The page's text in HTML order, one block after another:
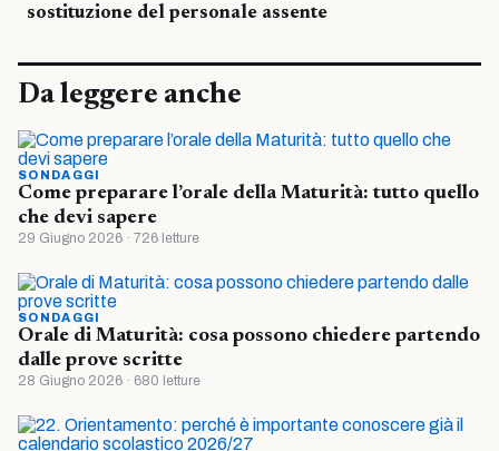
sostituzione del personale assente
Da leggere anche
SONDAGGI
Come preparare l’orale della Maturità: tutto quello
che devi sapere
29 Giugno 2026 · 726 letture
SONDAGGI
Orale di Maturità: cosa possono chiedere partendo
dalle prove scritte
28 Giugno 2026 · 680 letture